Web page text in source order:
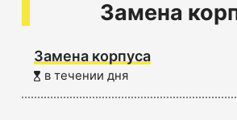
Замена
Замена корпуса
в течении дня